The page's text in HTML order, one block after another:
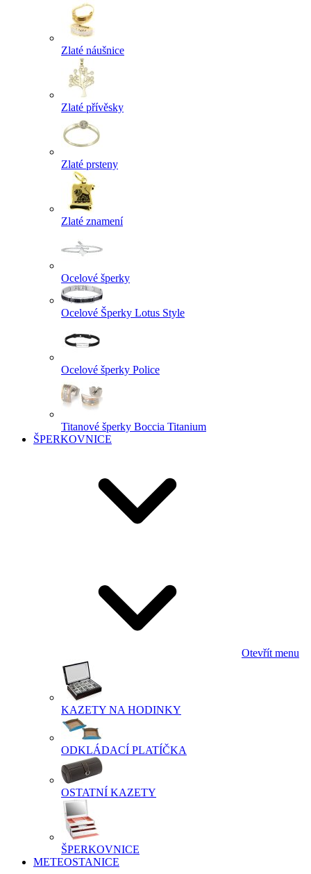
Zlaté náušnice
Zlaté přívěsky
Zlaté prsteny
Zlaté znamení
Ocelové šperky
Ocelové Šperky Lotus Style
Ocelové šperky Police
Titanové šperky Boccia Titanium
ŠPERKOVNICE
Otevřít menu
KAZETY NA HODINKY
ODKLÁDACÍ PLATÍČKA
OSTATNÍ KAZETY
ŠPERKOVNICE
METEOSTANICE